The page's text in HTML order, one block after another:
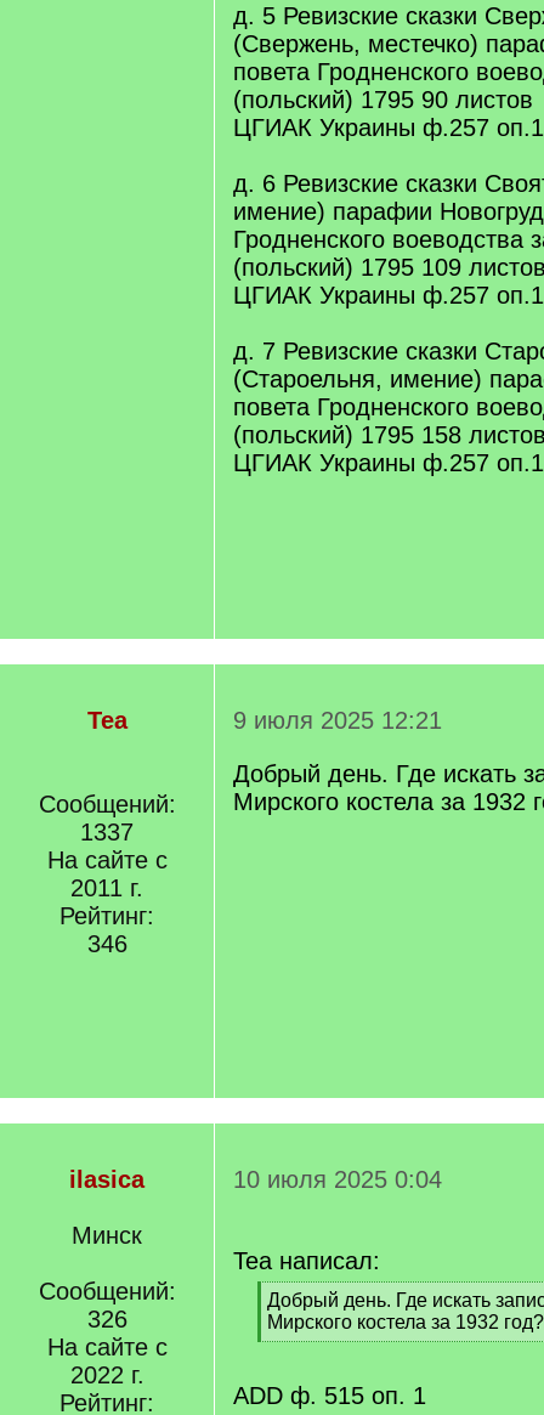
д. 5 Ревизские сказки
(Свержень, местечко)
повета Гродненского
(польский) 1795 90 листов
ЦГИАК Украины ф.257
д. 6 Ревизские сказки
имение) парафии
Гродненского воеводства
(польский) 1795 109
ЦГИАК Украины ф.257
д. 7 Ревизские сказки
(Староельня, имение)
повета Гродненского
(польский) 1795 158
ЦГИАК Украины ф.257
Tea
Сообщений:
1337
На сайте с
2011 г.
Рейтинг:
346
9 июля 2025 12:21
Добрый день. Где искать
Мирского костела за 1932
ilasica
Минск
Сообщений:
326
На сайте с
2022 г.
Рейтинг:
10 июля 2025 0:04
Tea написал:
[
q
]
Добрый день. Где искать
Мирского костела за 1932
[
q
]
ADD ф. 515 оп. 1